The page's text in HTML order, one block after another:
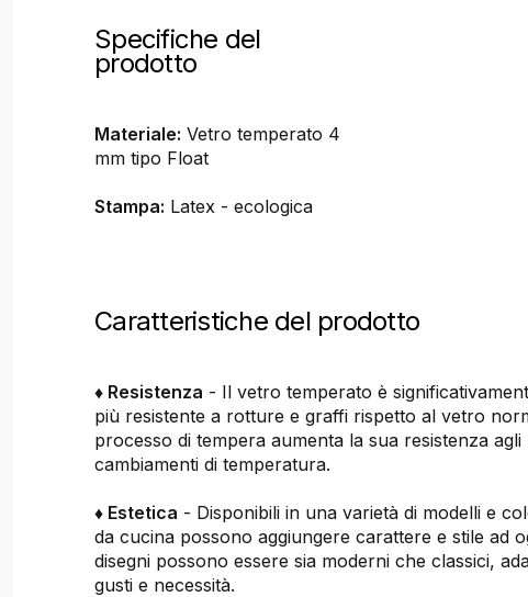
Specifiche del
prodotto
Materiale: Vetro temperato 4
mm tipo Float
Stampa: Latex - ecologica
Caratteristiche del prodotto
♦ Resistenza - Il vetro temperato è
più resistente a rotture e graffi rispetto al vetro
processo di tempera aumenta la sua resistenza agli
cambiamenti di temperatura.
♦ Estetica - Disponibili in una varietà di modelli e
da cucina possono aggiungere carattere e stile ad
disegni possono essere sia moderni che classici,
gusti e necessità.